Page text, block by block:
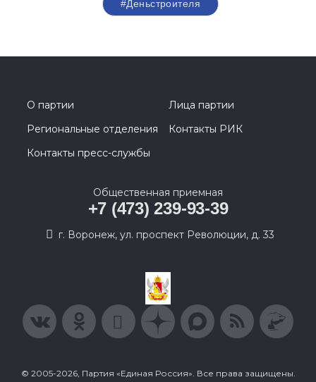
#Деньстроителя
О партии
Лица партии
Региональные отделения
Контакты РИК
Контакты пресс-службы
Общественная приемная
+7 (473) 239-93-39
г. Воронеж, ул. проспект Революции, д. 33
© 2005-2026, Партия «Единая Россия». Все права защищены.